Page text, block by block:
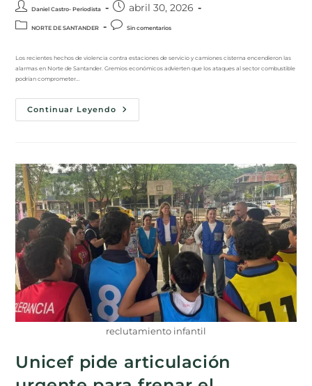
Daniel Castro- Periodista abril 30, 2026
NORTE DE SANTANDER Sin comentarios
Los recientes hechos de violencia contra estaciones de servicio y camiones cisterna encendieron las
alarmas en Norte de Santander. Gremios económicos advierten que los ataques al sector combustible
podrían comprometer…
Continuar Leyendo
reclutamiento infantil
Unicef pide articulación